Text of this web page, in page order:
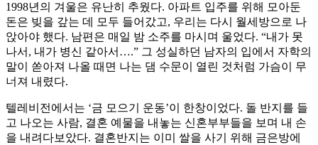
1998년의 겨울은 유난히 추웠다. 아파트 입주를 위해 모아둔
돈은 빚을 갚는 데 모두 들어갔고, 우리는 다시 월세방으로 나
앉아야 했다. 남편은 매일 밤 소주를 마시며 울었다. “내가 못
나서, 내가 병신 같아서….” 그 성실하던 남자의 입에서 자학의
말이 쏟아져 나올 때면 나는 댐 수문이 열린 것처럼 가슴이 무
너져 내렸다.
텔레비전에서는 ‘금 모으기 운동’이 한창이었다. 돌 반지를 들
고 나오는 사람, 결혼 예물을 내놓는 신혼부부들을 보며 내 손
을 내려다보았다. 결혼반지는 이미 쌀을 사기 위해 금은방에